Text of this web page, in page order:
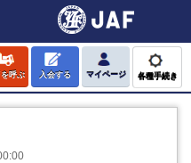
呼ぶ 入会する マイページ 各種手続き